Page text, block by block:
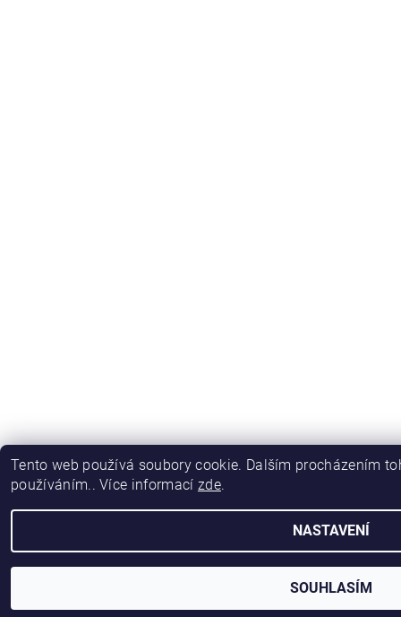
Tento web používá soubory cookie. Dalším procházením
používáním.. Více informací zde.
NASTAVENÍ
SOUHLASÍM